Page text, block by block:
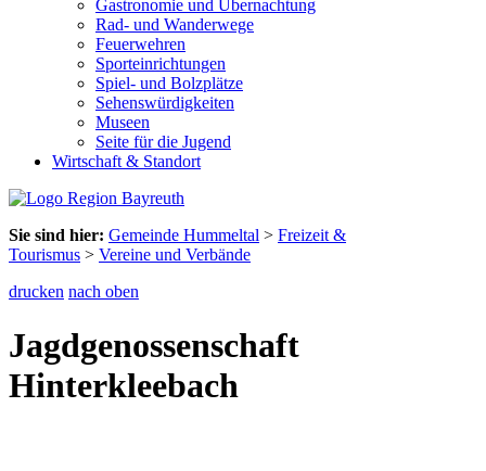
Gastronomie und Übernachtung
Rad- und Wanderwege
Feuerwehren
Sporteinrichtungen
Spiel- und Bolzplätze
Sehenswürdigkeiten
Museen
Seite für die Jugend
Wirtschaft & Standort
Sie sind hier: Gemeinde Hummeltal > Freizeit &
Tourismus > Vereine und Verbände
drucken nach oben
Jagdgenossenschaft
Hinterkleebach